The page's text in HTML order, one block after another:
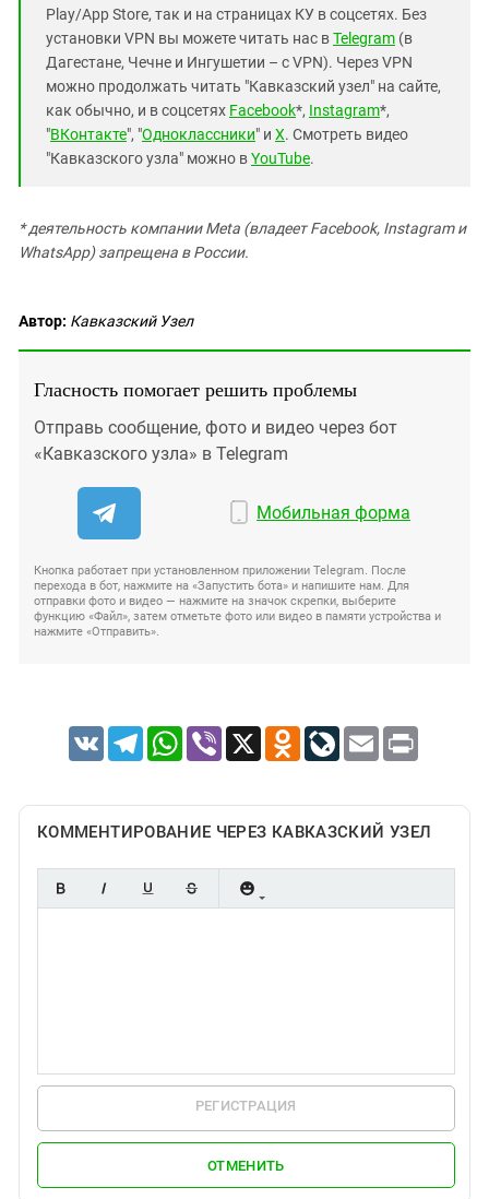
Play/App Store, так и на страницах КУ в соцсетях. Без
установки VPN вы можете читать нас вTelegram (в
Дагестане, Чечне и Ингушетии – с VPN). Через VPN
можно продолжать читать "Кавказский узел" на сайте,
как обычно, и в соцсетях Facebook*, Instagram*,
"ВКонтакте", "Одноклассники" и X. Смотреть видео
"Кавказского узла" можно вYouTube.
* деятельность компании Meta (владеет Facebook, Instagram и
WhatsApp) запрещена в России.
Автор: Кавказский Узел
Гласность помогает решить проблемы
Отправь сообщение, фото и видео через бот
«Кавказского узла» в Telegram
Мобильная форма
Кнопка работает при установленном приложении Telegram. После
перехода в бот, нажмите на «Запустить бота» и напишите нам. Для
отправки фото и видео — нажмите на значок скрепки, выберите
функцию «Файл», затем отметьте фото или видео в памяти устройства и
нажмите «Отправить».
VK TelegramWhatsApp
Viber X Odnoklassniki
LiveJournal
Email Print
КОММЕНТИРОВАНИЕ ЧЕРЕЗ КАВКАЗСКИЙ УЗЕЛ
РЕГИСТРАЦИЯ
ОТМЕНИТЬ